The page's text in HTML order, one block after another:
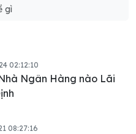
02:12:10
Ngân Hàng nào Lãi
08:27:16